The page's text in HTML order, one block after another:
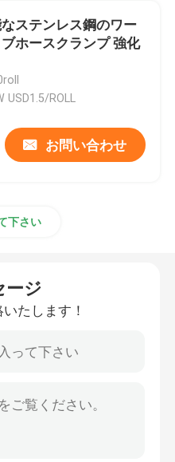
ステンレス鋼のワー
ホースクランプ 強化
USD1.5/ROLL
お問い合わせ
下さい
ージ
たします！